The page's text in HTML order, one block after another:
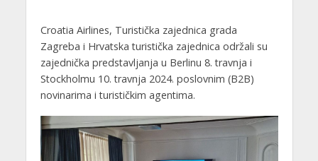
Croatia Airlines, Turistička zajednica grada
Zagreba i Hrvatska turistička zajednica održali su
zajednička predstavljanja u Berlinu 8. travnja i
Stockholmu 10. travnja 2024. poslovnim (B2B)
novinarima i turističkim agentima.